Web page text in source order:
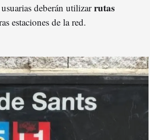
deberán utilizarrutas
estaciones de la red.